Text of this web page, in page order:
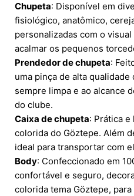
Chupeta: Disponível em
fisiológico, anatômico,
personalizadas com o
acalmar os pequenos
Prendedor de chupeta:
uma pinça de alta
sempre limpa e ao alcance
do clube.
Caixa de chupeta: Prática
colorida do Göztepe. Além
ideal para transportar com
Body: Confeccionado em
confortável e seguro,
colorida tema Göztepe,